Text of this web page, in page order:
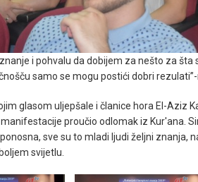
i pohvalu da dobijem za nešto za
samo se mogu postići dobri
glasom uljepšale i članice hora El-Aziz
proučio odlomak iz Kur'ana.
sve su to mladi ljudi željni znanja,
svijetlu.